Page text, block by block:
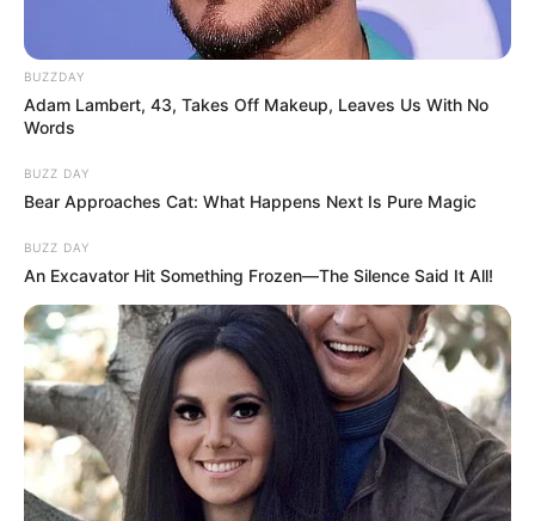
BUZZDAY
Adam Lambert, 43, Takes Off Makeup, Leaves Us With No
Words
BUZZ DAY
Bear Approaches Cat: What Happens Next Is Pure Magic
BUZZ DAY
An Excavator Hit Something Frozen—The Silence Said It All!